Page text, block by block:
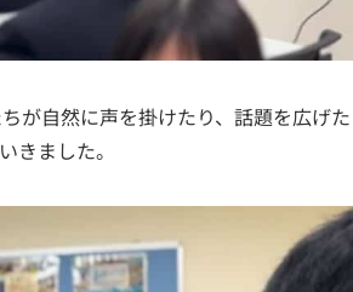
が自然に声を掛けたり、話題を広げた
きました。